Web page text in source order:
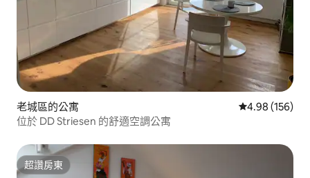
老城區的公寓 從 156 則評價
4.98 (156)
位於 DD Striesen 的舒適空調公寓
超讚房東
超讚房東